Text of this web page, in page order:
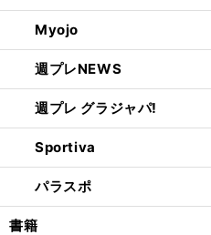
Myojo
週プレNEWS
週プレ グラジャパ!
Sportiva
パラスポ
書籍